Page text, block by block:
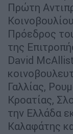
Πρώτη
Πρόεδρος
της
David
Γαλλίας,
Κροατίας,
την Ελλάδα
Καλαφάτης